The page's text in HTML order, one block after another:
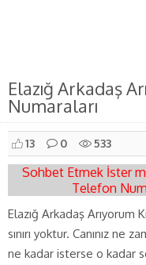
Elazığ Arkadaş
Numaraları
13 0 533
Sohbet Etmek İster
Telefon
Elazığ Arkadaş Arıyorum
sınırı yoktur. Canınız ne
ne kadar isterse o kadar